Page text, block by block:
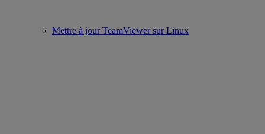
Mettre à jour TeamViewer sur Linux